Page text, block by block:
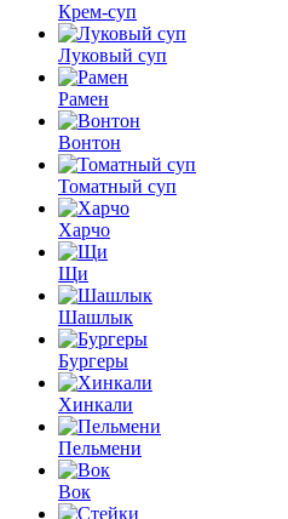
Крем-суп
Луковый суп
Рамен
Вонтон
Томатный суп
Харчо
Щи
Шашлык
Бургеры
Хинкали
Пельмени
Вок